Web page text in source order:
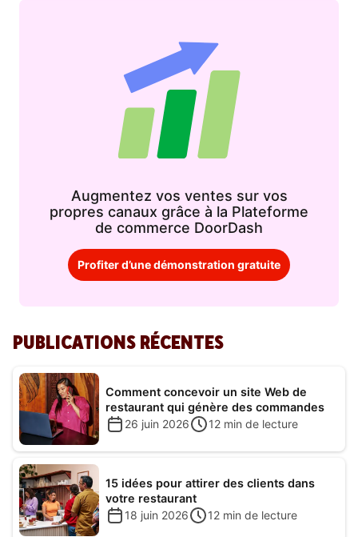
Augmentez vos ventes sur vos
propres canaux grâce à la Plateforme
de commerce DoorDash
Profiter d’une démonstration gratuite
PUBLICATIONS RÉCENTES
Comment concevoir un site Web de
restaurant qui génère des commandes
26 juin 2026
12 min de lecture
15 idées pour attirer des clients dans
votre restaurant
18 juin 2026
12 min de lecture